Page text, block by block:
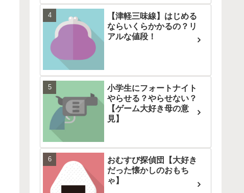
【津軽三味線】はじめる
ならいくらかかるの？リ
アルな値段！
小学生にフォートナイト
やらせる？やらせない？
【ゲーム大好き母の意
見】
おむすび探偵団【大好き
だった懐かしのおもち
ゃ】